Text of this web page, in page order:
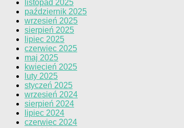
listopad 2025
październik 2025
wrzesień 2025
sierpień 2025
lipiec 2025
czerwiec 2025
maj 2025
kwiecień 2025
luty 2025
styczeń 2025
wrzesień 2024
sierpień 2024
lipiec 2024
czerwiec 2024